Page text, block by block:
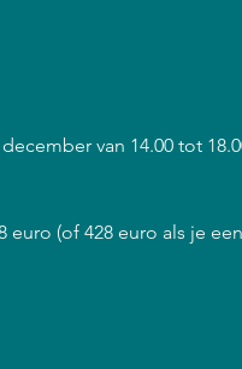
van 14.00 tot
(of 428 euro als je